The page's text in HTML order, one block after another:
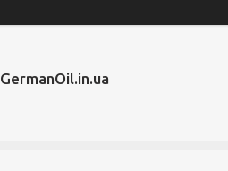
GermanOil.in.ua